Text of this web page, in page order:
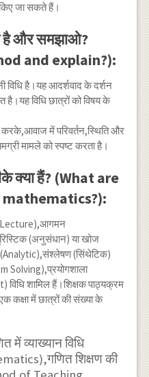
जा सकते हैं।
है और समझाओ?
and explain?):
विधि है।यह आदर्शवाद के दर्शन
विधि छात्रों को विषय के
में परिवर्तन,स्थिति और
मामले को स्पष्ट करता है।
क्या हैं? (What are
(अनुसंधान) या खोज
(सिंथेटिक)
Solving),प्रयोगशाला
शामिल हैं।शिक्षक पाठ्यक्रम
कक्षा में छात्रों की संख्या के
में व्याख्यान विधि
शिक्षण की